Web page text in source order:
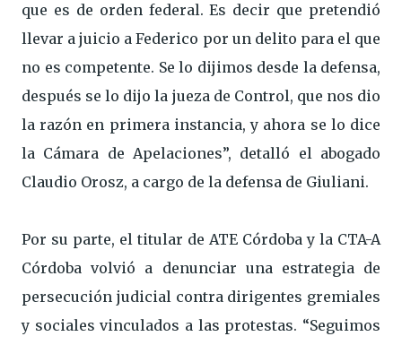
que es de orden federal. Es decir que pretendió
llevar a juicio a Federico por un delito para el que
no es competente. Se lo dijimos desde la defensa,
después se lo dijo la jueza de Control, que nos dio
la razón en primera instancia, y ahora se lo dice
la Cámara de Apelaciones”, detalló el abogado
Claudio Orosz, a cargo de la defensa de Giuliani.
Por su parte, el titular de ATE Córdoba y la CTA-A
Córdoba volvió a denunciar una estrategia de
persecución judicial contra dirigentes gremiales
y sociales vinculados a las protestas. “Seguimos